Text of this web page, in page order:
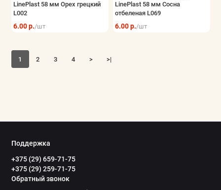
LinePlast 58 мм Орех грецкий
L002
6.00 р./шт
LinePlast 58 мм Сосна
отбеленая L069
6.00 р./шт
1 2 3 4 > >|
Поддержка
+375 (29) 659-71-75
+375 (29) 259-71-75
Обратный звонок